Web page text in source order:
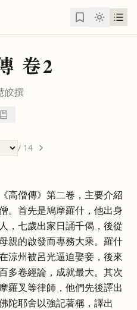
卷2
皎撰
/ 14
高僧傳》第二卷，主要介紹
。首先是鳩摩羅什，他出身
，七歲出家日誦千偈，後從
親的啟發而專務大乘。羅什
涼州被呂光逼迫娶妾，後來
多卷經論，成就最大。其次
羅叉等律師，他們先後譯出
陀耶舍以強記著稱，譯出